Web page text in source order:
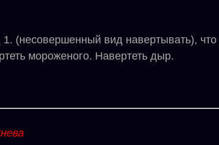
вид навертывать), что
мороженого. Навертеть дыр.